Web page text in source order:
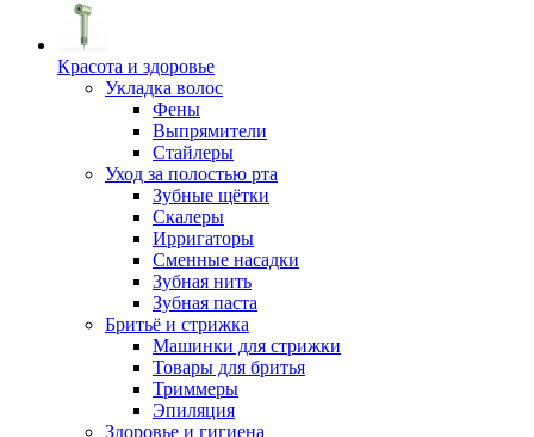
Красота и здоровье
Укладка волос
Фены
Выпрямители
Стайлеры
Уход за полостью рта
Зубные щётки
Скалеры
Ирригаторы
Сменные насадки
Зубная нить
Зубная паста
Бритьё и стрижка
Машинки для стрижки
Товары для бритья
Триммеры
Эпиляция
Здоровье и гигиена